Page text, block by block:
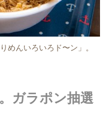
めんいろいろド〜ン」。
ガラポン抽選